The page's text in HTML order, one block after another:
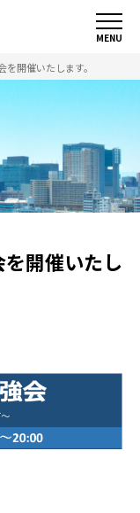
MENU
開催いたします。
開催いたし